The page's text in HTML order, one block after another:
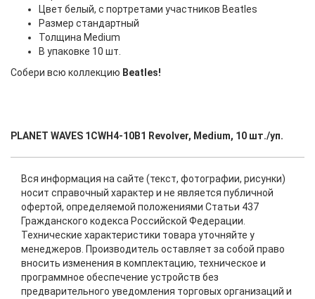
Цвет белый, с портретами участников Beatles
Размер стандартный
Толщина Medium
В упаковке 10 шт.
Собери всю коллекцию Beatles!
PLANET WAVES 1CWH4-10B1 Revolver, Medium, 10 шт./уп.
Вся информация на сайте (текст, фотографии, рисунки)
носит справочный характер и не является публичной
офертой, определяемой положениями Статьи 437
Гражданского кодекса Российской Федерации.
Технические характеристики товара уточняйте у
менеджеров. Производитель оставляет за собой право
вносить изменения в комплектацию, техническое и
программное обеспечение устройств без
предварительного уведомления торговых организаций и